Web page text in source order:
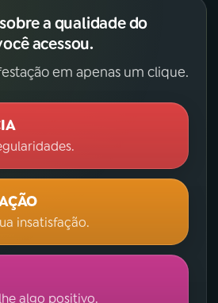
a qualidade do
acessou.
em apenas um clique.
insatisfação.
algo positivo.